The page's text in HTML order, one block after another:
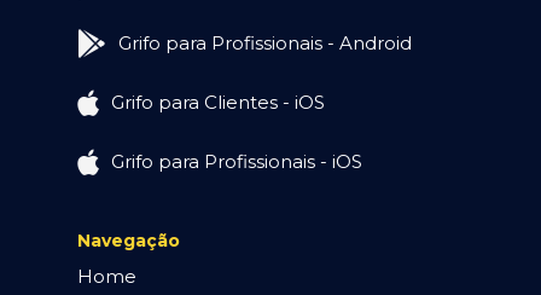
Grifo para Profissionais - Android
Grifo para Clientes - iOS
Grifo para Profissionais - iOS
Navegação
Home